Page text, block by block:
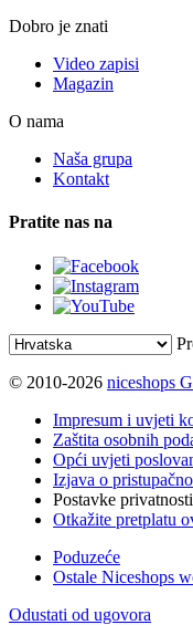
Dobro je znati
Video zapisi
Magazin
O nama
Naša grupa
Kontakt
Pratite nas na
© 2010-2026 niceshops
Impresum i uvjeti
Zaštita osobnih
Opći uvjeti
Izjava o
Postavke privatnosti
Otkažite pretplatu
Poduzeće
Ostale Niceshops
Odustati od ugovora